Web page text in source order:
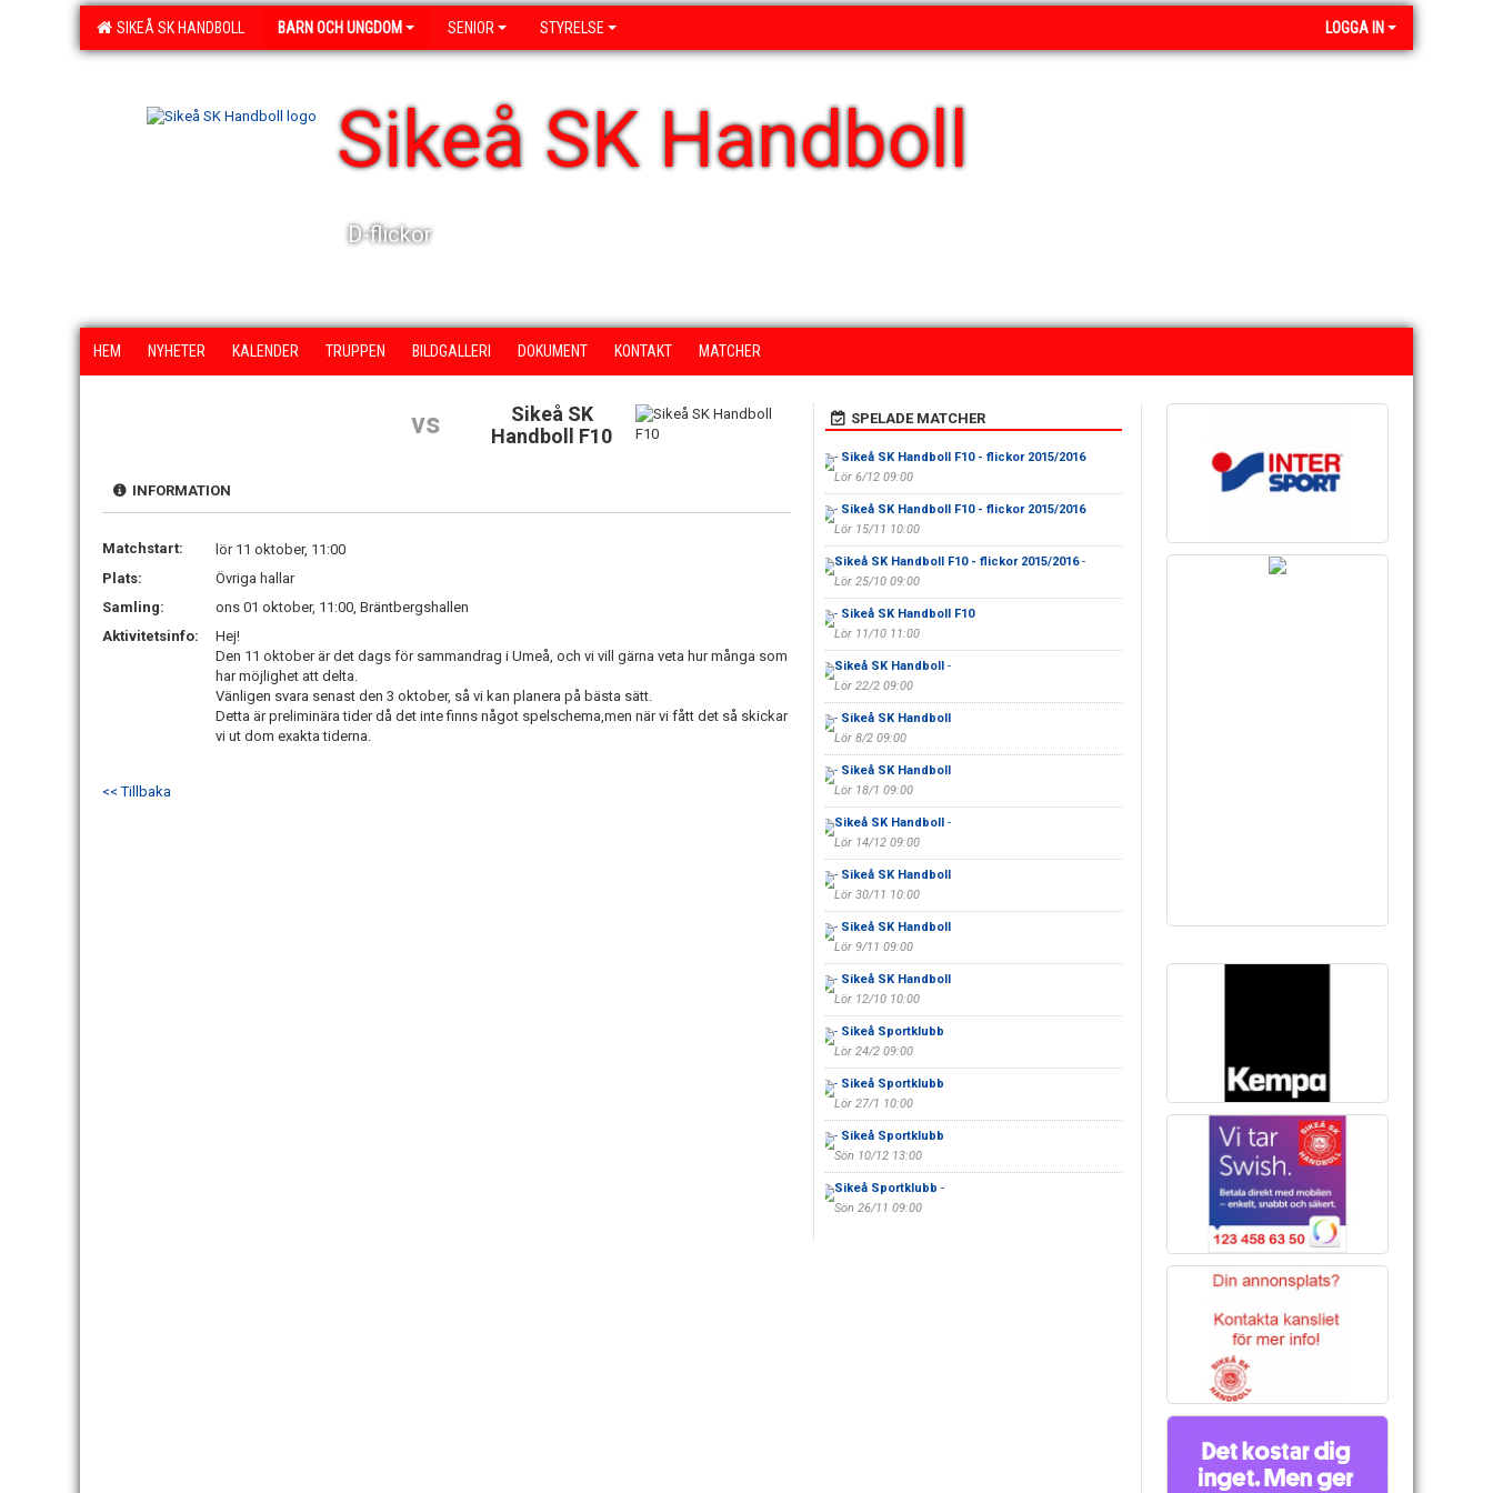
SIKEÅ SK HANDBOLL BARN OCH UNGDOM SENIOR STYRELSE LOGGA IN
Sikeå SK Handboll
D-flickor
HEM NYHETER KALENDER TRUPPEN BILDGALLERI DOKUMENT KONTAKT MATCHER
vs
Sikeå SK
Handboll F10
INFORMATION
Matchstart:
lör 11 oktober, 11:00
Plats:
Övriga hallar
Samling:
ons 01 oktober, 11:00, Bräntbergshallen
Aktivitetsinfo:
Hej!
Den 11 oktober är det dags för sammandrag i Umeå, och vi vill gärna veta hur många som
har möjlighet att delta.
Vänligen svara senast den 3 oktober, så vi kan planera på bästa sätt.
Detta är preliminära tider då det inte finns något spelschema,men när vi fått det så skickar
vi ut dom exakta tiderna.
<< Tillbaka
SPELADE MATCHER
- Sikeå SK Handboll F10 - flickor 2015/2016
Lör 6/12 09:00
- Sikeå SK Handboll F10 - flickor 2015/2016
Lör 15/11 10:00
Sikeå SK Handboll F10 - flickor 2015/2016-
Lör 25/10 09:00
- Sikeå SK Handboll F10
Lör 11/10 11:00
Sikeå SK Handboll-
Lör 22/2 09:00
- Sikeå SK Handboll
Lör 8/2 09:00
- Sikeå SK Handboll
Lör 18/1 09:00
Sikeå SK Handboll-
Lör 14/12 09:00
- Sikeå SK Handboll
Lör 30/11 10:00
- Sikeå SK Handboll
Lör 9/11 09:00
- Sikeå SK Handboll
Lör 12/10 10:00
- Sikeå Sportklubb
Lör 24/2 09:00
- Sikeå Sportklubb
Lör 27/1 10:00
- Sikeå Sportklubb
Sön 10/12 13:00
Sikeå Sportklubb -
Sön 26/11 09:00